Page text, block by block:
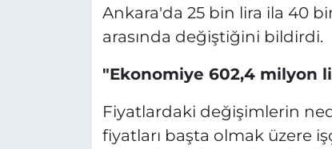
Ankara'da 25 bin lira ila 40
arasında değiştiğini bildirdi.
"Ekonomiye 602,4 milyon
Fiyatlardaki değişimlerin
fiyatları başta olmak üzere